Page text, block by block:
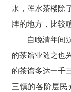
水，浑水茶楼除
牌的地方，比较
自晚清年间
的茶馆业随之也
的茶馆多达一千
三镇的各阶层民